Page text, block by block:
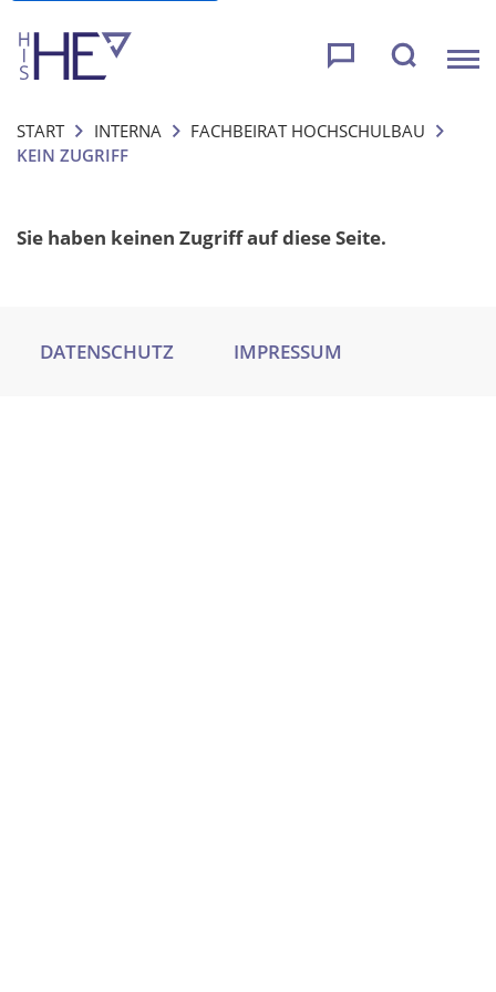
KEIN ZUGRIFF
START INTERNA
FACHBEIRAT HOCHSCHULBAU
KEIN ZUGRIFF
Sie haben keinen Zugriff auf diese Seite.
DATENSCHUTZ IMPRESSUM